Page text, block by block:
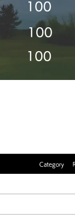
​100
​100
​100
Category